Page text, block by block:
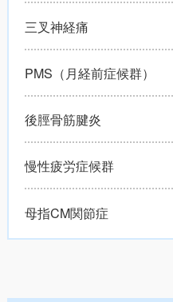
三叉神経痛
PMS（月経前症候群）
後脛骨筋腱炎
慢性疲労症候群
母指CM関節症